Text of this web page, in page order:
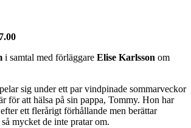
i samtal med förläggare Elise Karlsson om
sig under ett par vindpinade sommarveckor
för att hälsa på sin pappa, Tommy. Hon har
ett flerårigt förhållande men berättar
mycket de inte pratar om.